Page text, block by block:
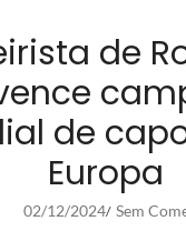
de
de
Europa
02/12/2024/ Sem